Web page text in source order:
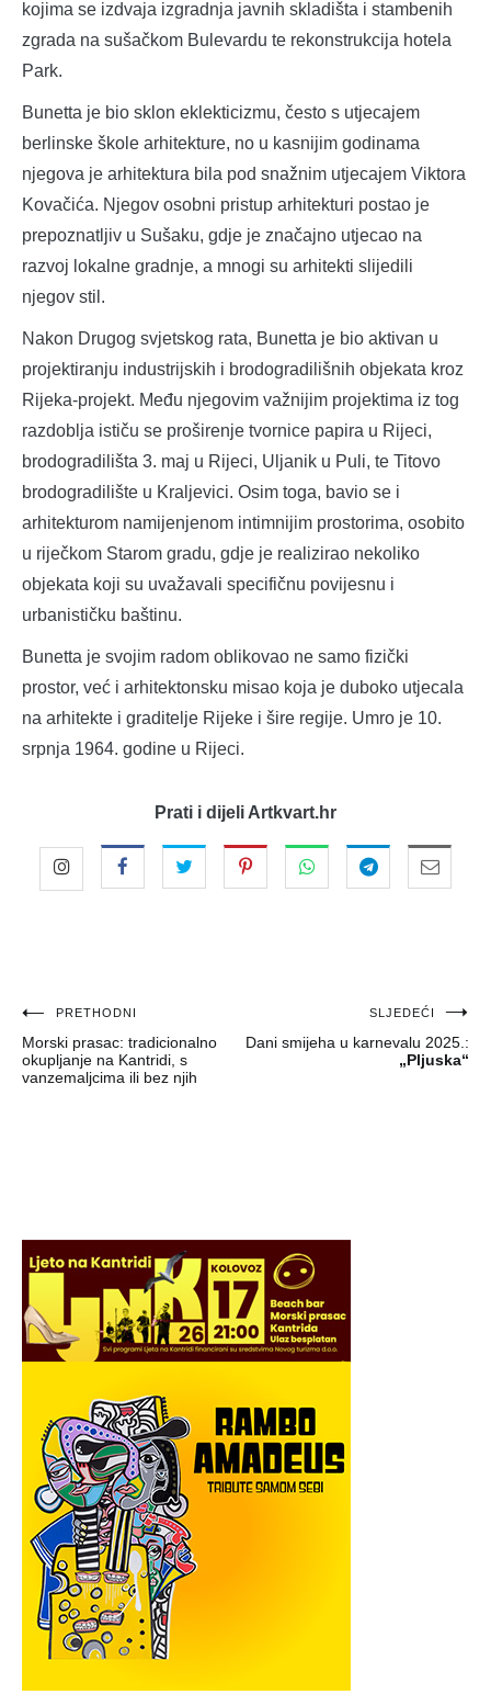
kojima se izdvaja izgradnja javnih skladišta i stambenih
zgrada na sušačkom Bulevardu te rekonstrukcija hotela
Park.
Bunetta je bio sklon eklekticizmu, često s utjecajem
berlinske škole arhitekture, no u kasnijim godinama
njegova je arhitektura bila pod snažnim utjecajem Viktora
Kovačića. Njegov osobni pristup arhitekturi postao je
prepoznatljiv u Sušaku, gdje je značajno utjecao na
razvoj lokalne gradnje, a mnogi su arhitekti slijedili
njegov stil.
Nakon Drugog svjetskog rata, Bunetta je bio aktivan u
projektiranju industrijskih i brodogradilišnih objekata kroz
Rijeka-projekt. Među njegovim važnijim projektima iz tog
razdoblja ističu se proširenje tvornice papira u Rijeci,
brodogradilišta 3. maj u Rijeci, Uljanik u Puli, te Titovo
brodogradilište u Kraljevici. Osim toga, bavio se i
arhitekturom namijenjenom intimnijim prostorima, osobito
u riječkom Starom gradu, gdje je realizirao nekoliko
objekata koji su uvažavali specifičnu povijesnu i
urbanističku baštinu.
Bunetta je svojim radom oblikovao ne samo fizički
prostor, već i arhitektonsku misao koja je duboko utjecala
na arhitekte i graditelje Rijeke i šire regije. Umro je 10.
srpnja 1964. godine u Rijeci.
Prati i dijeli Artkvart.hr
Navigacija
objava
PRETHODNI
Morski prasac: tradicionalno
okupljanje na Kantridi, s
vanzemaljcima ili bez njih
SLJEDEĆI
Dani smijeha u karnevalu 2025.:
„Pljuska“